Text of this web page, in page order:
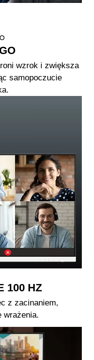
wzrok i zwiększa
samopoczucie
100 HZ
z zacinaniem,
wrażenia.